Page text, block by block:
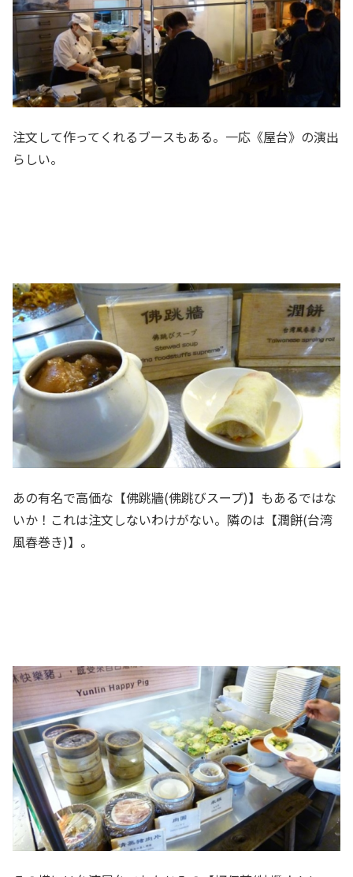
注文して作ってくれるブースもある。一応《屋台》の演出
らしい。
あの有名で高価な【佛跳牆(佛跳びスープ)】もあるではな
いか！これは注文しないわけがない。隣のは【潤餅(台湾
風春巻き)】。